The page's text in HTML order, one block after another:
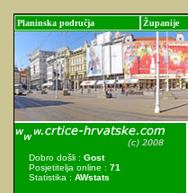
Planinska područja Županije
Dobro došli : Gost
Posjetitelja online : 71
Statistika : AWstats